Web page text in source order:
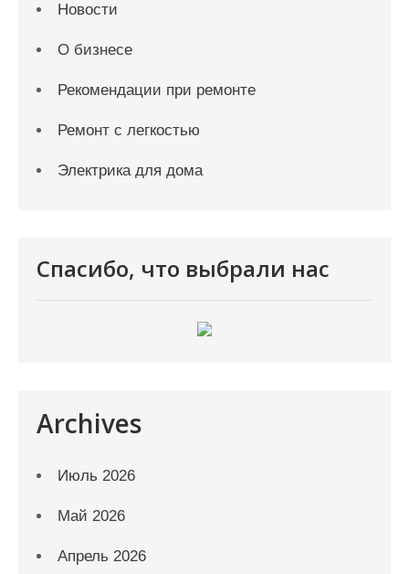
Новости
О бизнесе
Рекомендации при ремонте
Ремонт с легкостью
Электрика для дома
Спасибо, что выбрали нас
Archives
Июль 2026
Май 2026
Апрель 2026